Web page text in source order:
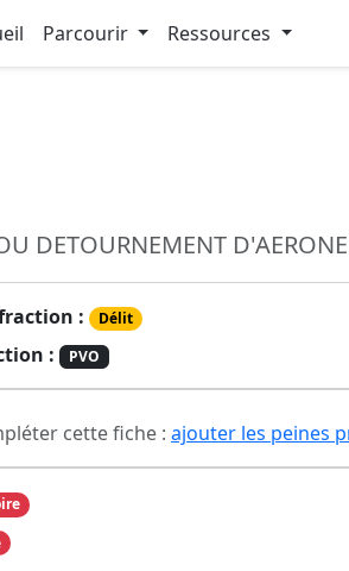
Parcourir Ressources
DETOURNEMENT
: Délit
: PVO
cette fiche : ajouter les peines